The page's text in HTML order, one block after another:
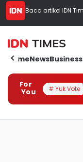
Baca artikel IDN
HomeNewsBusiness
For
You
# Yuk Vote